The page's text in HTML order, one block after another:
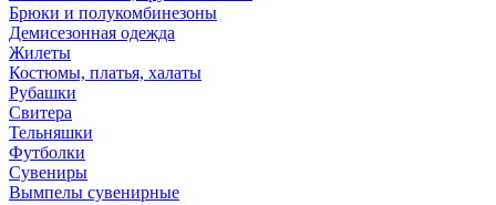
Брюки и полукомбинезоны
Демисезонная одежда
Жилеты
Костюмы, платья, халаты
Рубашки
Свитера
Тельняшки
Футболки
Сувениры
Вымпелы сувенирные